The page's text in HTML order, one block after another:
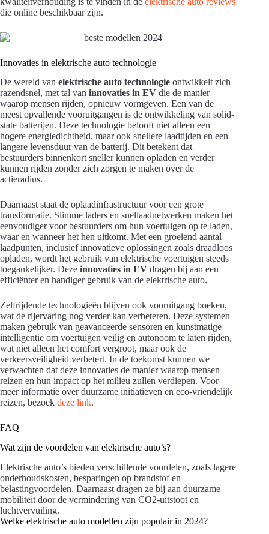
die online beschikbaar zijn.
Innovaties in elektrische auto technologie
De wereld van elektrische auto technologie ontwikkelt zich
razendsnel, met tal van innovaties in EV die de manier
waarop mensen rijden, opnieuw vormgeven. Een van de
meest opvallende vooruitgangen is de ontwikkeling van solid-
state batterijen. Deze technologie belooft niet alleen een
hogere energiedichtheid, maar ook snellere laadtijden en een
langere levensduur van de batterij. Dit betekent dat
bestuurders binnenkort sneller kunnen opladen en verder
kunnen rijden zonder zich zorgen te maken over de
actieradius.
Daarnaast staat de oplaadinfrastructuur voor een grote
transformatie. Slimme laders en snellaadnetwerken maken het
eenvoudiger voor bestuurders om hun voertuigen op te laden,
waar en wanneer het hen uitkomt. Met een groeiend aantal
laadpunten, inclusief innovatieve oplossingen zoals draadloos
opladen, wordt het gebruik van elektrische voertuigen steeds
toegankelijker. Deze innovaties in EV dragen bij aan een
efficiënter en handiger gebruik van de elektrische auto.
Zelfrijdende technologieën blijven ook vooruitgang boeken,
wat de rijervaring nog verder kan verbeteren. Deze systemen
maken gebruik van geavanceerde sensoren en kunstmatige
intelligentie om voertuigen veilig en autonoom te laten rijden,
wat niet alleen het comfort vergroot, maar ook de
verkeersveiligheid verbetert. In de toekomst kunnen we
verwachten dat deze innovaties de manier waarop mensen
reizen en hun impact op het milieu zullen verdiepen. Voor
meer informatie over duurzame initiatieven en eco-vriendelijk
reizen, bezoek deze link.
FAQ
Wat zijn de voordelen van elektrische auto’s?
Elektrische auto’s bieden verschillende voordelen, zoals lagere
onderhoudskosten, besparingen op brandstof en
belastingvoordelen. Daarnaast dragen ze bij aan duurzame
mobiliteit door de vermindering van CO2-uitstoot en
luchtvervuiling.
Welke elektrische auto modellen zijn populair in 2024?